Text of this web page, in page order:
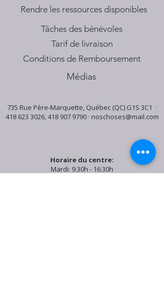
​Rendre les ressources disponibles
Tâches des bénévoles
Tarif de livraison
Conditions de Remboursement
Médias
735 Rue Père-Marquette, Québec (QC) G1S 3C1 ·
418 623 3026,418 907 9790· noschoses@mail.com
Horaire du centre:
Mardi: 9:30h - 16:30h